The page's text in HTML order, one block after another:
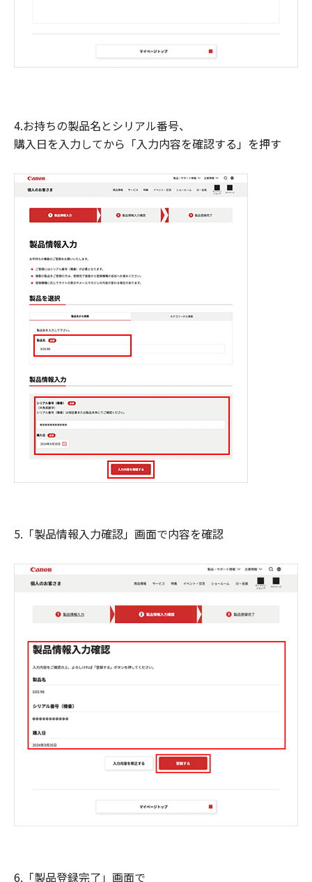
4.お持ちの製品名とシリアル番号、
購入日を入力してから「入力内容を確認する」を押す
5.「製品情報入力確認」画面で内容を確認
6.「製品登録完了」画面で